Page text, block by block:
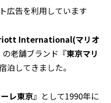
広告を利用しています
International(マリオ
の老舗ブランド『東京マリ
泊してきました。
レ東京』として1990年に